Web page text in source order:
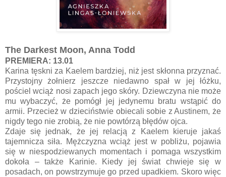
The Darkest Moon, Anna Todd
PREMIERA: 13.01
Karina tęskni za Kaelem bardziej, niż jest skłonna przyznać.
Przystojny żołnierz jeszcze niedawno spał w jej łóżku,
pościel wciąż nosi zapach jego skóry. Dziewczyna nie może
mu wybaczyć, że pomógł jej jedynemu bratu wstąpić do
armii. Przecież w dzieciństwie obiecali sobie z Austinem, że
nigdy tego nie zrobią, że nie powtórzą błędów ojca.
Zdaje się jednak, że jej relacją z Kaelem kieruje jakaś
tajemnicza siła. Mężczyzna wciąż jest w pobliżu, pojawia
się w niespodziewanych momentach i pomaga wszystkim
dokoła – także Karinie. Kiedy jej świat chwieje się w
posadach, on powstrzymuje go przed upadkiem. Skoro więc